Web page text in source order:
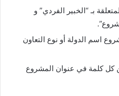
بـ “الخبير الفردي” و
اسم الدولة أو نوع التعاون
كل كلمة في عنوان المشروع